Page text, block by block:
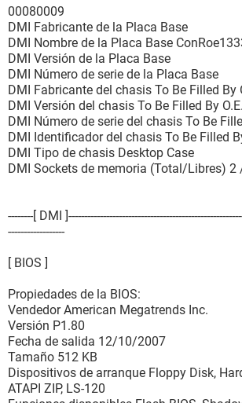
00080009
DMI Fabricante de la Placa Base
DMI Nombre de la Placa Base
DMI Versión de la Placa Base
DMI Número de serie de la Placa Base
DMI Fabricante del chasis To Be Filled By
DMI Versión del chasis To Be Filled By
DMI Número de serie del chasis To Be
DMI Identificador del chasis To Be Filled
DMI Tipo de chasis Desktop Case
DMI Sockets de memoria (Total/Libres) 2
--------[ DMI
------------------
[ BIOS ]
Propiedades de la BIOS:
Vendedor American Megatrends Inc.
Versión P1.80
Fecha de salida 12/10/2007
Tamaño 512 KB
Dispositivos de arranque Floppy Disk,
ATAPI ZIP, LS-120